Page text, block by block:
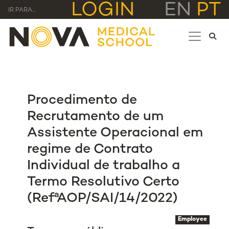
IR PARA... LOGIN EN PT
Procedimento de
Recrutamento de um
Assistente Operacional em
regime de Contrato
Individual de trabalho a
Termo Resolutivo Certo
(RefªAOP/SAI/14/2022)
Employee